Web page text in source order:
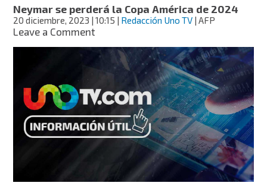
Neymar se perderá la Copa América de 2024
20 diciembre, 2023 | 10:15 | Redacción Uno TV | AFP
Leave a Commenton
se
perderá
Copa
América
de
2024